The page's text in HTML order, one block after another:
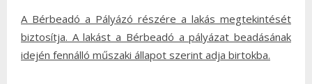
A Bérbeadó a Pályázó részére a lakás megtekintését
biztosítja. A lakást a Bérbeadó a pályázat beadásának
idején fennálló műszaki állapot szerint adja birtokba.